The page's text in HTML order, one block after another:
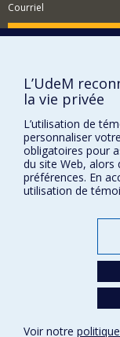
Courriel
Comment soutenir
Plan du site
Signaler une erreur
Accessibilité
FACULTÉ DES ARTS
Nos départements et
L’UdeM
la vie privée
L’utilisation de
personnaliser
obligatoires pour
du site Web, alors
préférences. En
utilisation de
Voir notre